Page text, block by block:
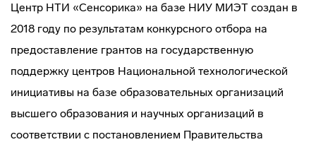
Центр НТИ «Сенсорика» на базе НИУ МИЭТ создан в
2018 году по результатам конкурсного отбора на
предоставление грантов на государственную
поддержку центров Национальной технологической
инициативы на базе образовательных организаций
высшего образования и научных организаций в
соответствии с постановлением Правительства